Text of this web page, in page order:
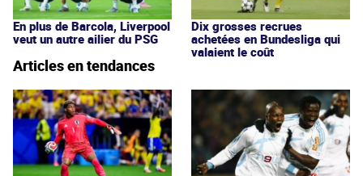
En plus de Barcola, Liverpool
veut un autre ailier du PSG
Dix grosses recrues
achetées en Bundesliga qui
valaient le coût
Articles en tendances